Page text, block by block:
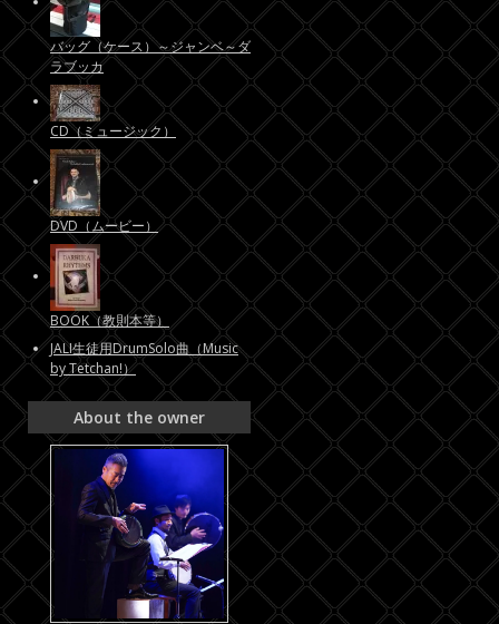
バッグ（ケース）～ジャンベ～ダ
ラブッカ
CD（ミュージック）
DVD（ムービー）
BOOK（教則本等）
JALI生徒用DrumSolo曲（Music
by Tetchan!）
About the owner